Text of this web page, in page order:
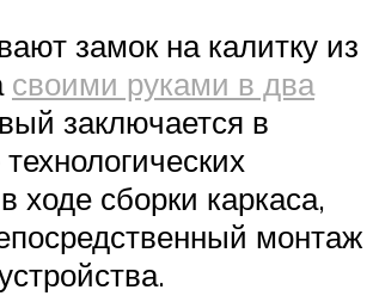
замок на калитку из
своими руками в два
заключается в
технологических
ходе сборки каркаса,
монтаж